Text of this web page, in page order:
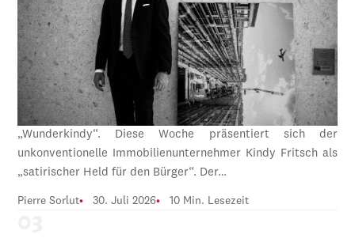
„Wunderkindy“. Diese Woche präsentiert sich der
unkonventionelle Immobilienunternehmer Kindy Fritsch als
„satirischer Held für den Bürger“. Der…
Pierre Sorlut 30. Juli 2026 10 Min. Lesezeit